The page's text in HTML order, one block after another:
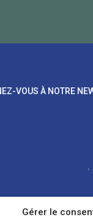
Gérer le
VOUS À NOTRE